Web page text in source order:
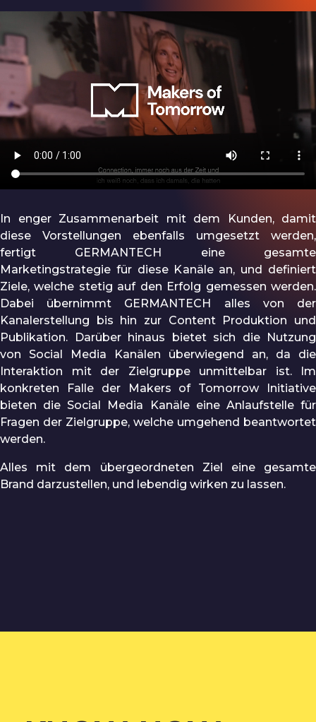
In enger Zusammenarbeit mit dem Kunden, damit
diese Vorstellungen ebenfalls umgesetzt werden,
fertigt GERMANTECH eine gesamte
Marketingstrategie für diese Kanäle an, und definiert
Ziele, welche stetig auf den Erfolg gemessen werden.
Dabei übernimmt GERMANTECH alles von der
Kanalerstellung bis hin zur Content Produktion und
Publikation. Darüber hinaus bietet sich die Nutzung
von Social Media Kanälen überwiegend an, da die
Interaktion mit der Zielgruppe unmittelbar ist. Im
konkreten Falle der Makers of Tomorrow Initiative
bieten die Social Media Kanäle eine Anlaufstelle für
Fragen der Zielgruppe, welche umgehend beantwortet
werden.
Alles mit dem übergeordneten Ziel eine gesamte
Brand darzustellen, und lebendig wirken zu lassen.